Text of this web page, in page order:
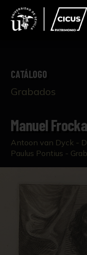
CATÁLOGO
Grabados
Manuel
Antoon van Dyck -
Paulus Pontius -